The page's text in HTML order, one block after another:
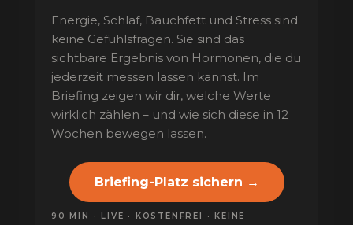
Energie, Schlaf, Bauchfett und Stress sind
keine Gefühlsfragen. Sie sind das
sichtbare Ergebnis von Hormonen, die du
jederzeit messen lassen kannst. Im
Briefing zeigen wir dir, welche Werte
wirklich zählen – und wie sich diese in 12
Wochen bewegen lassen.
Briefing-Platz sichern →
90 MIN · LIVE · KOSTENFREI · KEINE